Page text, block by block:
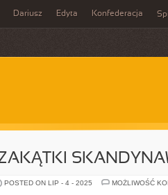
Dariusz Edyta Konfederacja
POSTED ON LIP - 4 - 2025
MOŻLIWOŚĆ